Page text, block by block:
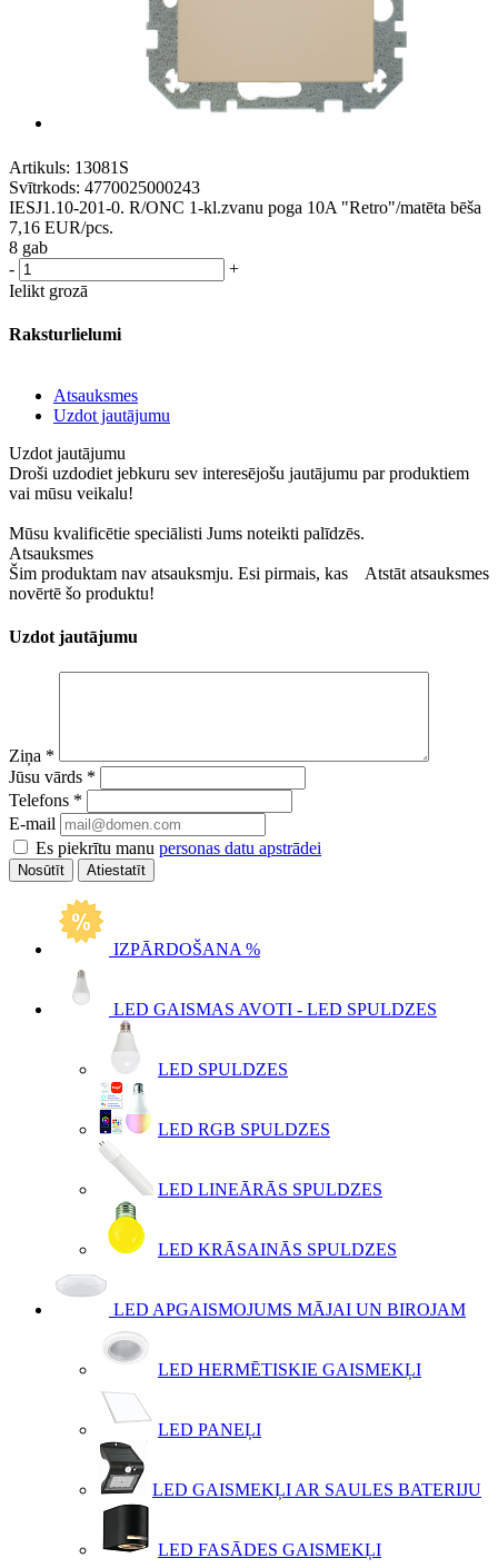
Artikuls: 13081S
Svītrkods: 4770025000243
IESJ1.10-201-0. R/ONC 1-kl.zvanu poga 10A "Retro"/matēta bēša
7,16 EUR/pcs.
8 gab
-
+
Ielikt grozā
Raksturlielumi
Atsauksmes
Uzdot jautājumu
Uzdot jautājumu
Droši uzdodiet jebkuru sev interesējošu jautājumu par produktiem
vai mūsu veikalu!
Mūsu kvalificētie speciālisti Jums noteikti palīdzēs.
Atsauksmes
Atstāt atsauksmes
Šim produktam nav atsauksmju. Esi pirmais, kas
novērtē šo produktu!
Uzdot jautājumu
Ziņa *
Jūsu vārds *
Telefons *
E-mail
Es piekrītu manu personas datu apstrādei
Atiestatīt
IZPĀRDOŠANA %
LED GAISMAS AVOTI - LED SPULDZES
LED SPULDZES
LED RGB SPULDZES
LED LINEĀRĀS SPULDZES
LED KRĀSAINĀS SPULDZES
LED APGAISMOJUMS MĀJAI UN BIROJAM
LED HERMĒTISKIE GAISMEKĻI
LED PANEĻI
LED GAISMEKĻI AR SAULES BATERIJU
LED FASĀDES GAISMEKĻI